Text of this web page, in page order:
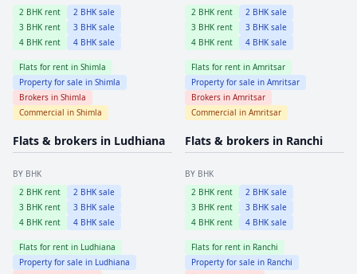
2 BHK rent 2 BHK sale
3 BHK rent 3 BHK sale
4 BHK rent 4 BHK sale
Flats for rent in Shimla
Property for sale in Shimla
Brokers in Shimla
Commercial in Shimla
2 BHK rent 2 BHK sale
3 BHK rent 3 BHK sale
4 BHK rent 4 BHK sale
Flats for rent in Amritsar
Property for sale in Amritsar
Brokers in Amritsar
Commercial in Amritsar
Flats & brokers in Ludhiana
BY BHK
2 BHK rent 2 BHK sale
3 BHK rent 3 BHK sale
4 BHK rent 4 BHK sale
Flats for rent in Ludhiana
Property for sale in Ludhiana
Flats & brokers in Ranchi
BY BHK
2 BHK rent 2 BHK sale
3 BHK rent 3 BHK sale
4 BHK rent 4 BHK sale
Flats for rent in Ranchi
Property for sale in Ranchi